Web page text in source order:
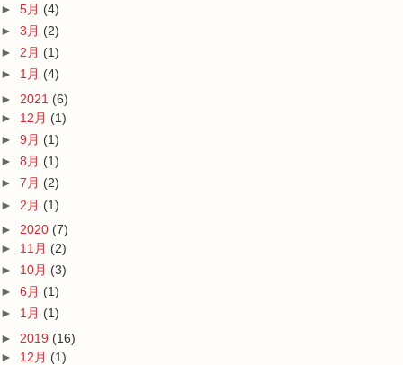
► 5月 (4)
► 3月 (2)
► 2月 (1)
► 1月 (4)
► 2021 (6)
► 12月 (1)
► 9月 (1)
► 8月 (1)
► 7月 (2)
► 2月 (1)
► 2020 (7)
► 11月 (2)
► 10月 (3)
► 6月 (1)
► 1月 (1)
► 2019 (16)
► 12月 (1)